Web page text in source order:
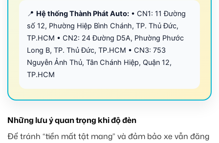
📍 Hệ thống Thành Phát Auto: • CN1: 11 Đường
số 12, Phường Hiệp Bình Chánh, TP. Thủ Đức,
TP.HCM • CN2: 24 Đường D5A, Phường Phước
Long B, TP. Thủ Đức, TP.HCM • CN3: 753
Nguyễn Ảnh Thủ, Tân Chánh Hiệp, Quận 12,
TP.HCM
Những lưu ý quan trọng khi độ đèn
Để tránh “tiền mất tật mang” và đảm bảo xe vẫn đăng